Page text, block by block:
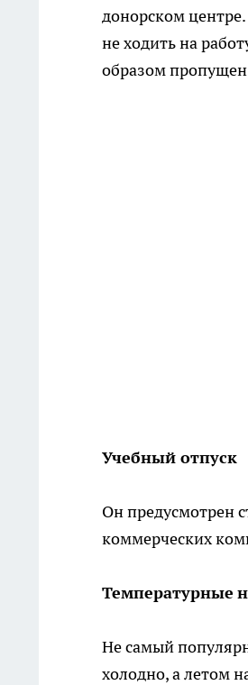
донорском центре.
не ходить на
образом
Учебный отпуск
Он предусмотрен
коммерческих
Температурные
Не самый
холодно, а летом